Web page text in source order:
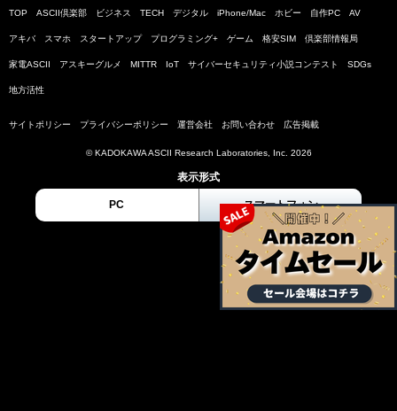
TOP ASCII倶楽部 ビジネス TECH デジタル iPhone/Mac ホビー 自作PC AV
アキバ スマホ スタートアップ プログラミング+ ゲーム 格安SIM 倶楽部情報局
家電ASCII アスキーグルメ MITTR IoT サイバーセキュリティ小説コンテスト SDGs
地方活性
サイトポリシー プライバシーポリシー 運営会社 お問い合わせ 広告掲載
© KADOKAWA ASCII Research Laboratories, Inc. 2026
表示形式
PC スマートフォン